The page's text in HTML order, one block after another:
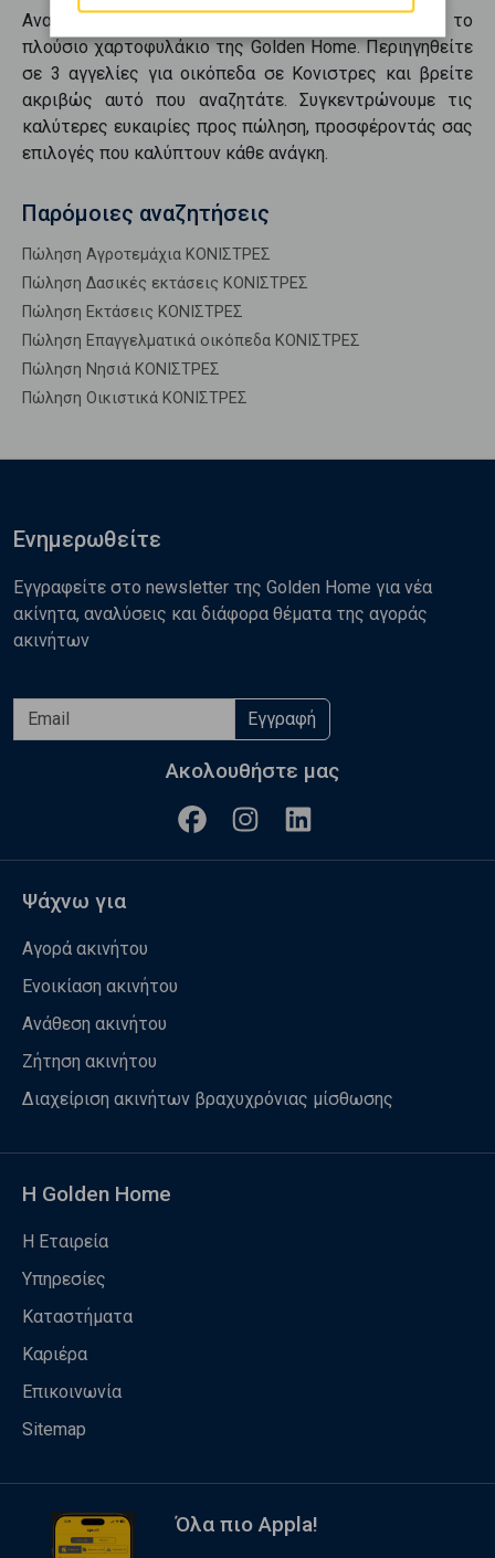
ΑνακαλύψτεοικόπεδασεΚονιστρεςμέσα από το
πλούσιο χαρτοφυλάκιο της Golden Home. Περιηγηθείτε
σε 3 αγγελίες για οικόπεδα σε Κονιστρες και βρείτε
ακριβώς αυτό που αναζητάτε. Συγκεντρώνουμε τις
καλύτερες ευκαιρίες προςπώληση, προσφέροντάς σας
επιλογές που καλύπτουν κάθε ανάγκη.
Παρόμοιες αναζητήσεις
Πώληση Αγροτεμάχια ΚΟΝΙΣΤΡΕΣ
Πώληση Δασικές εκτάσεις ΚΟΝΙΣΤΡΕΣ
Πώληση Εκτάσεις ΚΟΝΙΣΤΡΕΣ
Πώληση Επαγγελματικά οικόπεδα ΚΟΝΙΣΤΡΕΣ
Πώληση Νησιά ΚΟΝΙΣΤΡΕΣ
Πώληση Οικιστικά ΚΟΝΙΣΤΡΕΣ
Ενημερωθείτε
Εγγραφείτε στο newsletter της Golden Home για νέα
ακίνητα, αναλύσεις και διάφορα θέματα της αγοράς
ακινήτων
Εγγραφή
Ακολουθήστε μας
Ψάχνω για
Αγορά ακινήτου
Ενοικίαση ακινήτου
Ανάθεση ακινήτου
Ζήτηση ακινήτου
Διαχείριση ακινήτων βραχυχρόνιας μίσθωσης
Η Golden Home
Η Εταιρεία
Υπηρεσίες
Καταστήματα
Καριέρα
Επικοινωνία
Sitemap
Όλα πιο Appla!